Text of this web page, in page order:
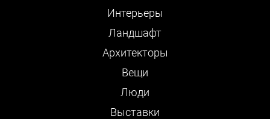
Интерьеры
Ландшафт
Архитекторы
Вещи
Люди
Выставки